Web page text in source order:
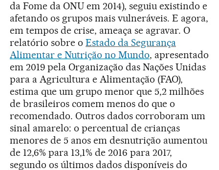
da Fome da ONU em 2014), seguiu existindo e
afetando os grupos mais vulneráveis. E agora,
em tempos de crise, ameaça se agravar. O
relatório sobre o Estado da Segurança
Alimentar e Nutrição no Mundo, apresentado
em 2019 pela Organização das Nações Unidas
para a Agricultura e Alimentação (FAO),
estima que um grupo menor que 5,2 milhões
de brasileiros comem menos do que o
recomendado. Outros dados corroboram um
sinal amarelo: o percentual de crianças
menores de 5 anos em desnutrição aumentou
de 12,6% para 13,1% de 2016 para 2017,
segundo os últimos dados disponíveis do